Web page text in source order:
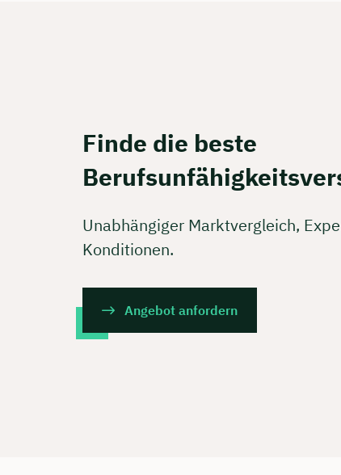
Finde die beste
Unabhängiger Marktvergleich,
Konditionen.
Angebot anfordern